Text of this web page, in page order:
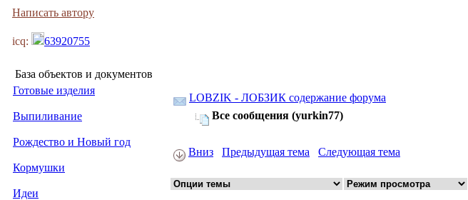
Написать автору
icq: 63920755
База объектов и документов
Готовые изделия
Выпиливание
Рождество и Новый год
Кормушки
Идеи
LOBZIK - ЛОБЗИК содержание форума
Все сообщения (yurkin77)
Вниз Предыдущая тема Следующая тема